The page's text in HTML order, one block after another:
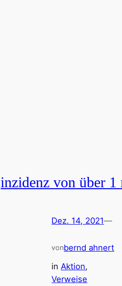
inzidenz von über
Dez. 14, 2021—
vonbernd ahnert
inAktion
Verweise